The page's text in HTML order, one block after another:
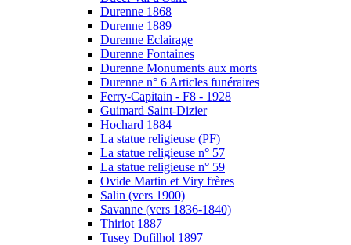
Durenne 1868
Durenne 1889
Durenne Eclairage
Durenne Fontaines
Durenne Monuments aux morts
Durenne n° 6 Articles funéraires
Ferry-Capitain - F8 - 1928
Guimard Saint-Dizier
Hochard 1884
La statue religieuse (PF)
La statue religieuse n° 57
La statue religieuse n° 59
Ovide Martin et Viry frères
Salin (vers 1900)
Savanne (vers 1836-1840)
Thiriot 1887
Tusey Dufilhol 1897